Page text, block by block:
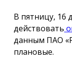
В пятницу, 16
действовать
данным ПАО
плановые.